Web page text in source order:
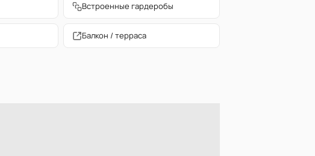
Встроенные гардеробы
Балкон / терраса